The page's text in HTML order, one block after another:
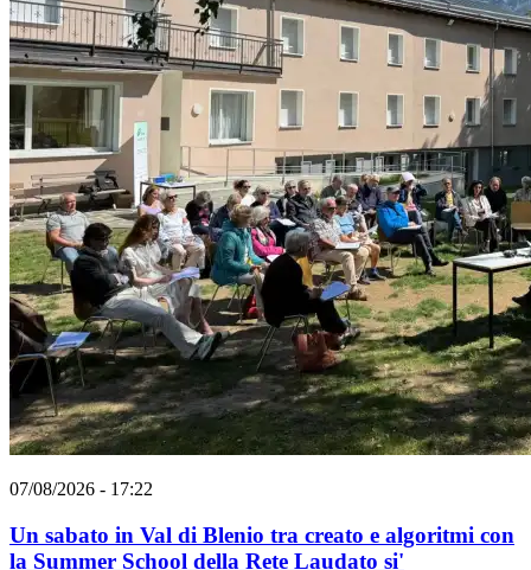
07/08/2026 - 17:22
Un sabato in Val di Blenio tra creato e algoritmi con
la Summer School della Rete Laudato si'